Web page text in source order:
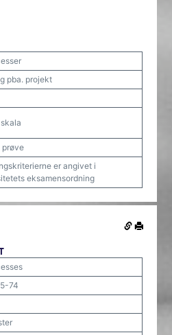
pba. projekt
prøve
er angivet i
eksamensordning
74